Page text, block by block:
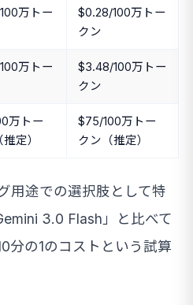
万トー
$0.28/100万トー
クン
万トー
$3.48/100万トー
クン
万トー
定）
$75/100万トー
クン（推定）
用途での選択肢として特
3.0 Flash」と比べて
分の1のコストという試算